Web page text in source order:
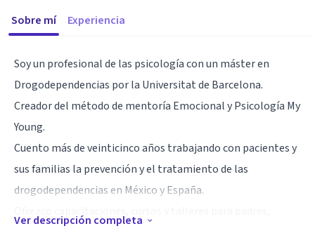
Sobre mí Experiencia
Soy un profesional de las psicología con un máster en
Drogodependencias por la Universitat de Barcelona.
Creador del método de mentoría Emocional y Psicología My
Young.
Cuento más de veinticinco años trabajando con pacientes y
sus familias la prevención y el tratamiento de las
drogodependencias en México y España.
Ver descripción completa